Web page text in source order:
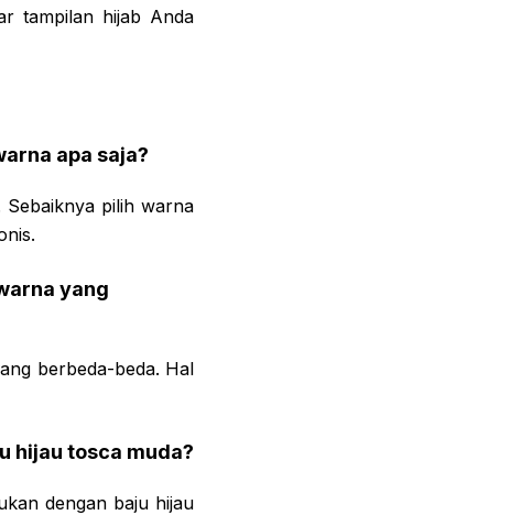
tampilan hijab Anda
apa saja?
pilih warna
yang
berbeda-beda. Hal
hijau tosca muda?
dengan baju hijau